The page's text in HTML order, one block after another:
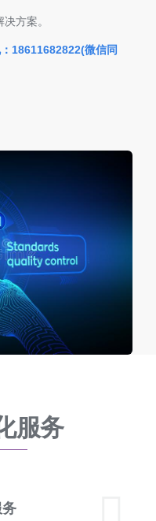
方案。
18611682822(微信同
服务